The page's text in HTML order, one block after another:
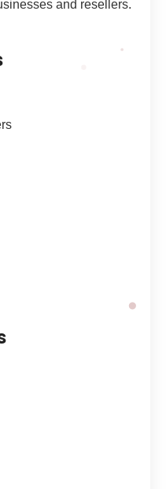
and resellers.